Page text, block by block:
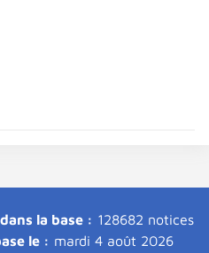
la base : 128682 notices
le : mardi 4 août 2026